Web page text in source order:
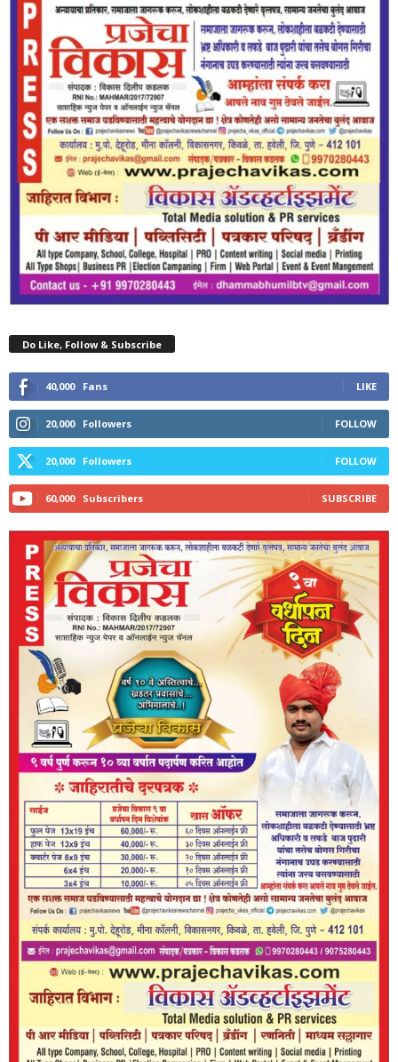
Do Like, Follow & Subscribe
40,000 Fans LIKE
20,000 Followers FOLLOW
20,000 Followers FOLLOW
60,000 Subscribers SUBSCRIBE